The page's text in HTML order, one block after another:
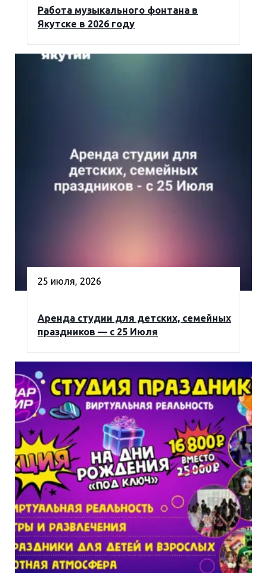
Работа музыкального фонтана в
Якутске в 2026 году
25 июля, 2026
Аренда студии для детских, семейных
праздников — с 25 Июля